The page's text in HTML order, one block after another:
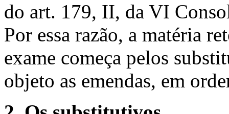
do art. 179, II, da VI
Por essa razão, a matéria
exame começa pelos
objeto as emendas, em